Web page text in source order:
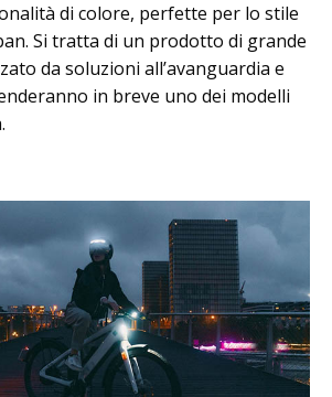
di colore, perfette per lo stile
Si tratta di un prodotto di grande
da soluzioni all’avanguardia e
in breve uno dei modelli